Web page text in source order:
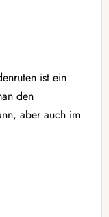
ist ein
den
aber auch im